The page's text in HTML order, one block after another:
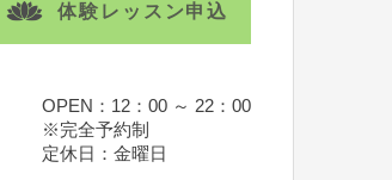
体験レッスン申込
OPEN：12：00 ～ 22：00
※完全予約制
定休日：金曜日